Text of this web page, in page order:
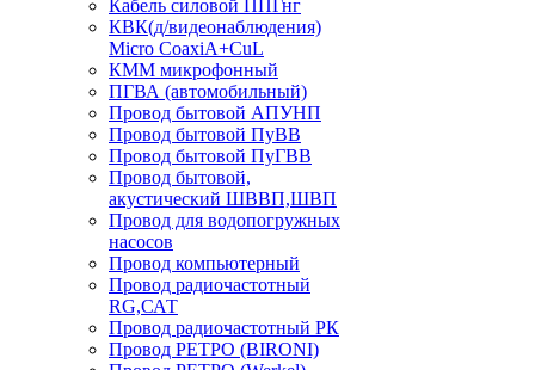
Кабель силовой ППГнг
КВК(д/видеонаблюдения)
Micro CoaxiA+CuL
КММ микрофонный
ПГВА (автомобильный)
Провод бытовой АПУНП
Провод бытовой ПуВВ
Провод бытовой ПуГВВ
Провод бытовой,
акустический ШВВП,ШВП
Провод для водопогружных
насосов
Провод компьютерный
Провод радиочастотный
RG,САТ
Провод радиочастотный РК
Провод РЕТРО (BIRONI)